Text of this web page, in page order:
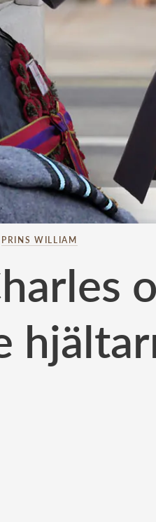
PRINS WILLIAM